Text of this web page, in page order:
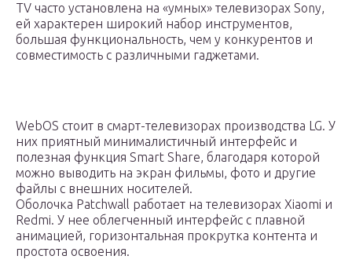
TV часто установлена на «умных» телевизорах Sony,
ей характерен широкий набор инструментов,
большая функциональность, чем у конкурентов и
совместимость с различными гаджетами.
WebOS стоит в смарт-телевизорах производства LG. У
них приятный минималистичный интерфейс и
полезная функция Smart Share, благодаря которой
можно выводить на экран фильмы, фото и другие
файлы с внешних носителей.
Оболочка Patchwall работает на телевизорах Xiaomi и
Redmi. У нее облегченный интерфейс с плавной
анимацией, горизонтальная прокрутка контента и
простота освоения.